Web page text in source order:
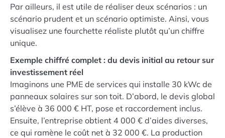
Par ailleurs, il est utile de réaliser deux scénarios : un
scénario prudent et un scénario optimiste. Ainsi, vous
visualisez une fourchette réaliste plutôt qu’un chiffre
unique.
Exemple chiffré complet : du devis initial au retour sur
investissement réel
Imaginons une PME de services qui installe 30 kWc de
panneaux solaires sur son toit. D’abord, le devis global
s’élève à 36 000 € HT, pose et raccordement inclus.
Ensuite, l’entreprise obtient 4 000 € d’aides diverses,
ce qui ramène le coût net à 32 000 €. La production